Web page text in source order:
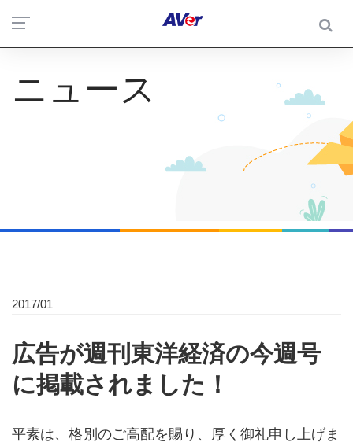
ニュース
2017/01
広告が週刊東洋経済の今週号
に掲載されました！
平素は、格別のご高配を賜り、厚く御礼申し上げま